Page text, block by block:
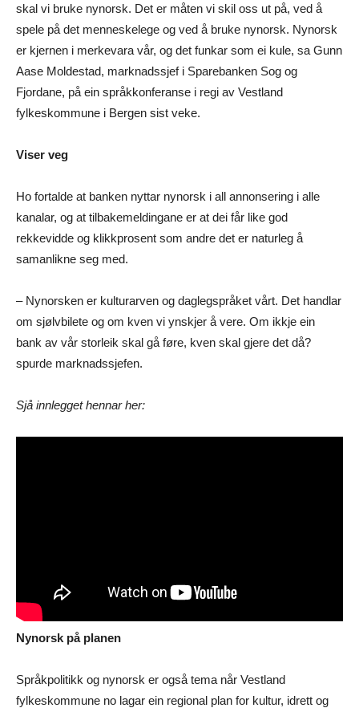
skal vi bruke nynorsk. Det er måten vi skil oss ut på, ved å
spele på det menneskelege og ved å bruke nynorsk. Nynorsk
er kjernen i merkevara vår, og det funkar som ei kule, sa Gunn
Aase Moldestad, marknadssjef i Sparebanken Sog og
Fjordane, på ein språkkonferanse i regi av Vestland
fylkeskommune i Bergen sist veke.
Viser veg
Ho fortalde at banken nyttar nynorsk i all annonsering i alle
kanalar, og at tilbakemeldingane er at dei får like god
rekkevidde og klikkprosent som andre det er naturleg å
samanlikne seg med.
– Nynorsken er kulturarven og daglegspråket vårt. Det handlar
om sjølvbilete og om kven vi ynskjer å vere. Om ikkje ein
bank av vår storleik skal gå føre, kven skal gjere det då?
spurde marknadssjefen.
Sjå innlegget hennar her:
Nynorsk på planen
Språkpolitikk og nynorsk er også tema når Vestland
fylkeskommune no lagar ein regional plan for kultur, idrett og